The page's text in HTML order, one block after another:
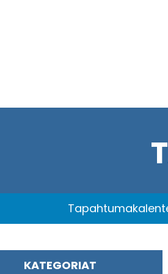
KATEGORIAT